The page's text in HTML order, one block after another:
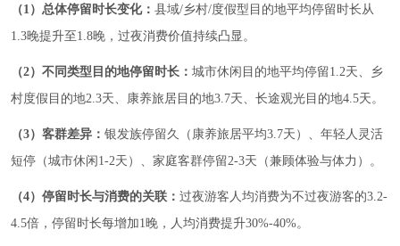
（1）总体停留时长变化： 县域/乡村/度假型目的地平均停留时长从
1.3晚提升至1.8晚，过夜消费价值持续凸显。
（2）不同类型目的地停留时长： 城市休闲目的地平均停留1.2天、乡
村度假目的地2.3天、康养旅居目的地3.7天、长途观光目的地4.5天。
（3）客群差异： 银发族停留久（康养旅居平均3.7天）、年轻人灵活
短停（城市休闲1-2天）、家庭客群停留2-3天（兼顾体验与体力）。
（4）停留时长与消费的关联： 过夜游客人均消费为不过夜游客的3.2-
4.5倍，停留时长每增加1晚，人均消费提升30%-40%。